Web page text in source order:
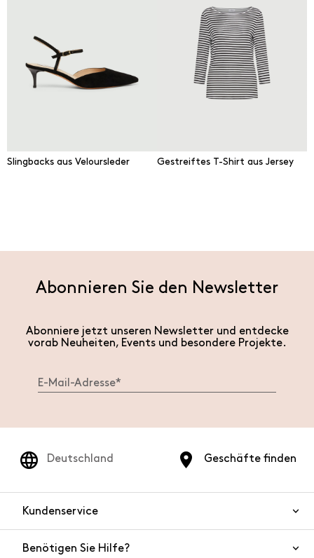
Slingbacks aus Veloursleder Gestreiftes T-Shirt aus Jersey
Abonnieren Sie den Newsletter
Abonniere jetzt unseren Newsletter und entdecke
vorab Neuheiten, Events und besondere Projekte.
Geschäfte finden
Deutschland
Kundenservice
Kontaktieren Sie uns
Benötigen Sie Hilfe?